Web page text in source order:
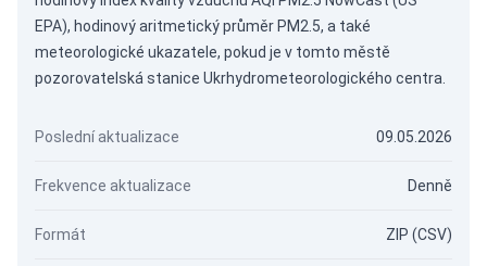
EPA), hodinový aritmetický průměr PM2.5, a také
meteorologické ukazatele, pokud je v tomto městě
pozorovatelská stanice Ukrhydrometeorologického centra.
Poslední aktualizace 09.05.2026
Frekvence aktualizace Denně
Formát ZIP (CSV)